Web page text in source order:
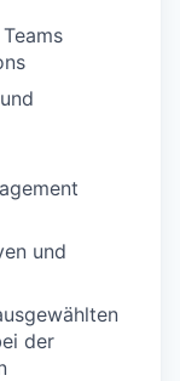
und
der